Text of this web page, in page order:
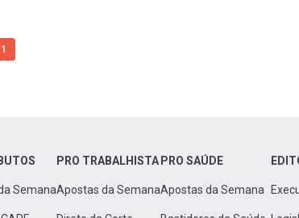
1
Semana
PRO TRABALHISTA
Apostas da Semana
PRO SAÚDE
Apostas da Semana